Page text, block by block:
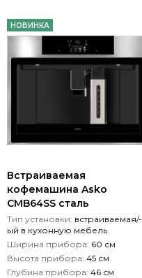
НОВИНКА
Встраиваемая
кофемашина Asko
CMB64SS сталь
Тип установки: встраиваемая/-
ый в кухонную мебель
Ширина прибора: 60 см
Высота прибора: 45 см
Глубина прибора: 46 см